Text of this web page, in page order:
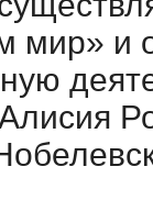
мир» и